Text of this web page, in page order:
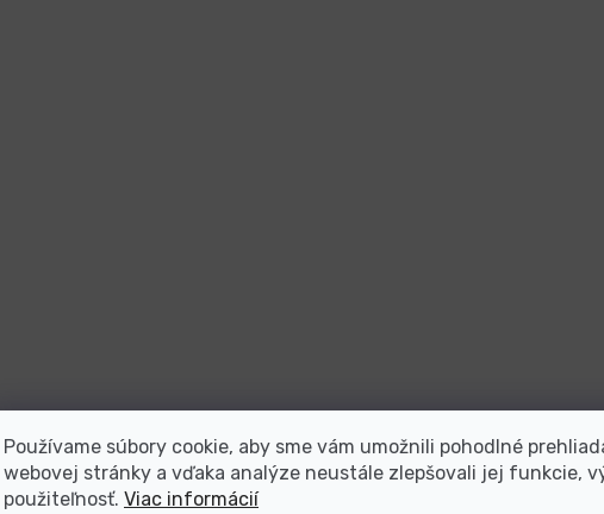
Používame súbory cookie, aby sme vám umožnili pohodlné
webovej stránky a vďaka analýze neustále zlepšovali jej funkcie,
použiteľnosť. Viac informácií